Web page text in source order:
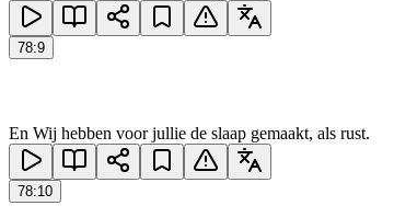
78:9
En Wij hebben voor jullie de slaap gemaakt, als rust.
78:10